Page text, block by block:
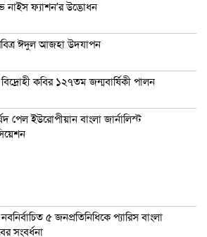
নাইস ফ্যাশন’র উদ্ভোধন
ঈদুল আজহা উদযাপন
বিদ্রোহী কবির ১২৭তম জন্মবার্ষিকী পালন
পেল ইউরোপীয়ান বাংলা জার্নালিস্ট
নবনির্বাচিত ৫ জনপ্রতিনিধিকে প্যারিস বাংলা
সংবর্ধনা